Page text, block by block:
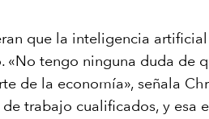
que la inteligencia
«No tengo ninguna duda de
de la economía», señala
trabajo cualificados, y esa